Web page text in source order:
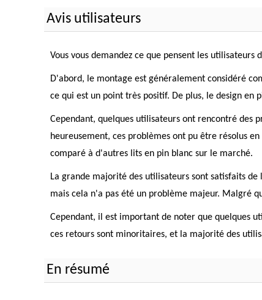
Avis utilisateurs
Vous vous demandez ce que pensent les
D'abord, le montage est généralement considéré
ce qui est un point très positif. De plus, le design
Cependant, quelques utilisateurs ont rencontré des
heureusement, ces problèmes ont pu être résolus
comparé à d'autres lits en pin blanc sur le marché.
La grande majorité des utilisateurs sont satisfaits
mais cela n'a pas été un problème majeur. Malgré
Cependant, il est important de noter que quelques
ces retours sont minoritaires, et la majorité des
En résumé